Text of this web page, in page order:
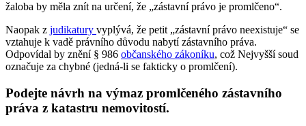
žaloba by měla znít na určení, že „zástavní právo je promlčeno“.
Naopak z judikatury vyplývá, že petit „zástavní právo neexistuje“ se
vztahuje k vadě právního důvodu nabytí zástavního práva.
Odpovídal by znění § 986 občanského zákoníku, což Nejvyšší soud
označuje za chybné (jedná-li se fakticky o promlčení).
Podejte návrh na výmaz promlčeného zástavního
práva z katastru nemovitostí.